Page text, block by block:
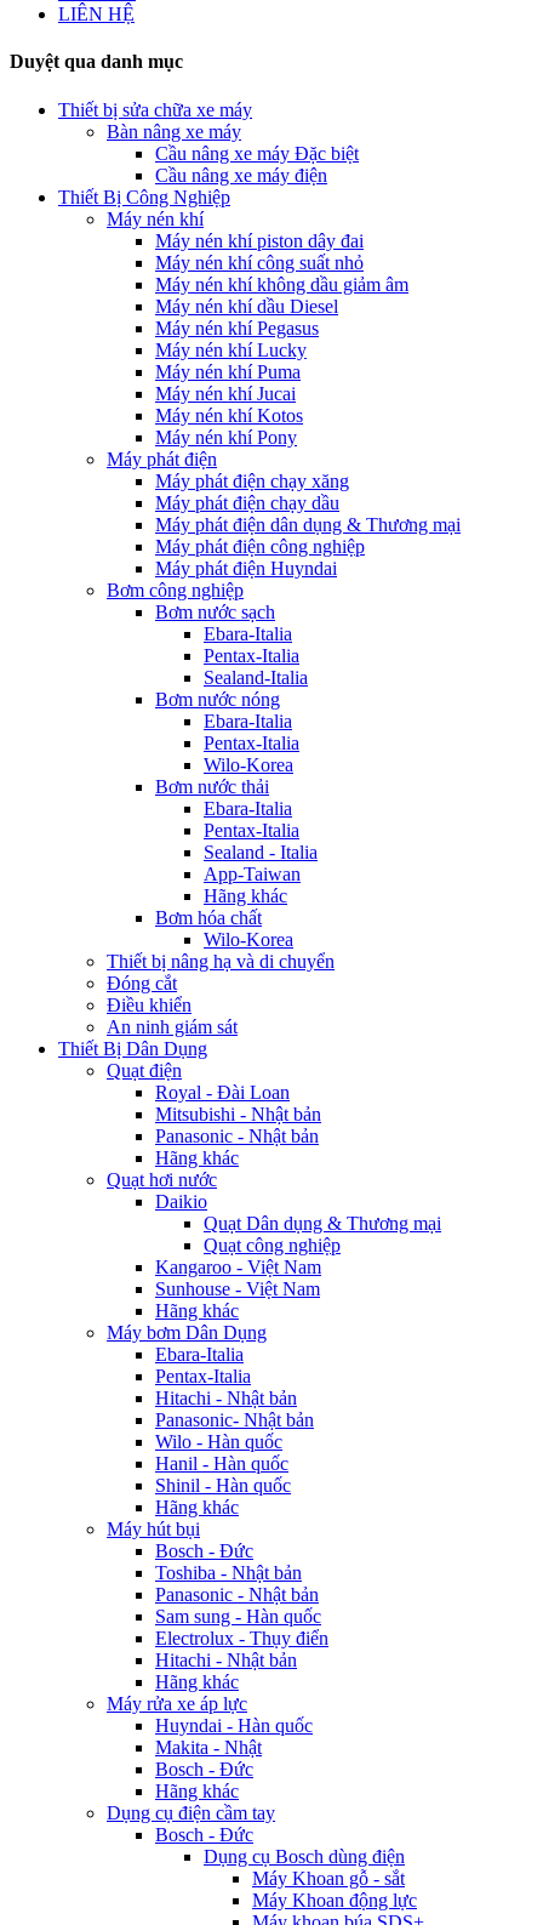
LIÊN HỆ
Duyệt qua danh mục
Thiết bị sửa chữa xe máy
Bàn nâng xe máy
Cầu nâng xe máy Đặc biệt
Cầu nâng xe máy điện
Thiết Bị Công Nghiệp
Máy nén khí
Máy nén khí piston dây đai
Máy nén khí công suất nhỏ
Máy nén khí không dầu giảm âm
Máy nén khí dầu Diesel
Máy nén khí Pegasus
Máy nén khí Lucky
Máy nén khí Puma
Máy nén khí Jucai
Máy nén khí Kotos
Máy nén khí Pony
Máy phát điện
Máy phát điện chạy xăng
Máy phát điện chạy dầu
Máy phát điện dân dụng & Thương mại
Máy phát điện công nghiệp
Máy phát điện Huyndai
Bơm công nghiệp
Bơm nước sạch
Ebara-Italia
Pentax-Italia
Sealand-Italia
Bơm nước nóng
Ebara-Italia
Pentax-Italia
Wilo-Korea
Bơm nước thải
Ebara-Italia
Pentax-Italia
Sealand - Italia
App-Taiwan
Hãng khác
Bơm hóa chất
Wilo-Korea
Thiết bị nâng hạ và di chuyển
Đóng cắt
Điều khiển
An ninh giám sát
Thiết Bị Dân Dụng
Quạt điện
Royal - Đài Loan
Mitsubishi - Nhật bản
Panasonic - Nhật bản
Hãng khác
Quạt hơi nước
Daikio
Quạt Dân dụng & Thương mại
Quạt công nghiệp
Kangaroo - Việt Nam
Sunhouse - Việt Nam
Hãng khác
Máy bơm Dân Dụng
Ebara-Italia
Pentax-Italia
Hitachi - Nhật bản
Panasonic- Nhật bản
Wilo - Hàn quốc
Hanil - Hàn quốc
Shinil - Hàn quốc
Hãng khác
Máy hút bụi
Bosch - Đức
Toshiba - Nhật bản
Panasonic - Nhật bản
Sam sung - Hàn quốc
Electrolux - Thụy điển
Hitachi - Nhật bản
Hãng khác
Máy rửa xe áp lực
Huyndai - Hàn quốc
Makita - Nhật
Bosch - Đức
Hãng khác
Dụng cụ điện cầm tay
Bosch - Đức
Dụng cụ Bosch dùng điện
Máy Khoan gỗ - sắt
Máy Khoan động lực